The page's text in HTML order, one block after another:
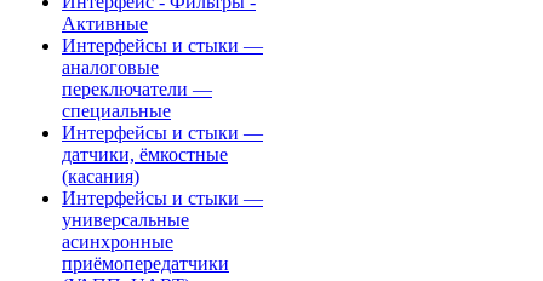
Активные
Интерфейсы и стыки —
аналоговые
переключатели —
специальные
Интерфейсы и стыки —
датчики, ёмкостные
(касания)
Интерфейсы и стыки —
универсальные
асинхронные
приёмопередатчики